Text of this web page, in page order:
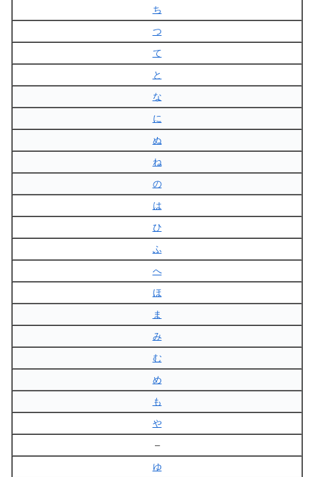
ち
つ
て
と
な
に
ぬ
ね
の
は
ひ
ふ
へ
ほ
ま
み
む
め
も
や
–
ゆ